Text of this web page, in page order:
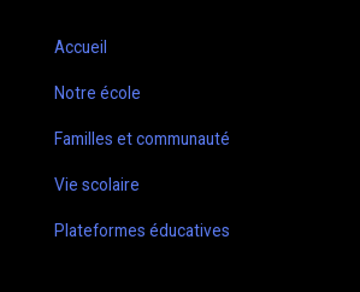
Accueil
Notre école
Familles et communauté
Vie scolaire
Plateformes éducatives